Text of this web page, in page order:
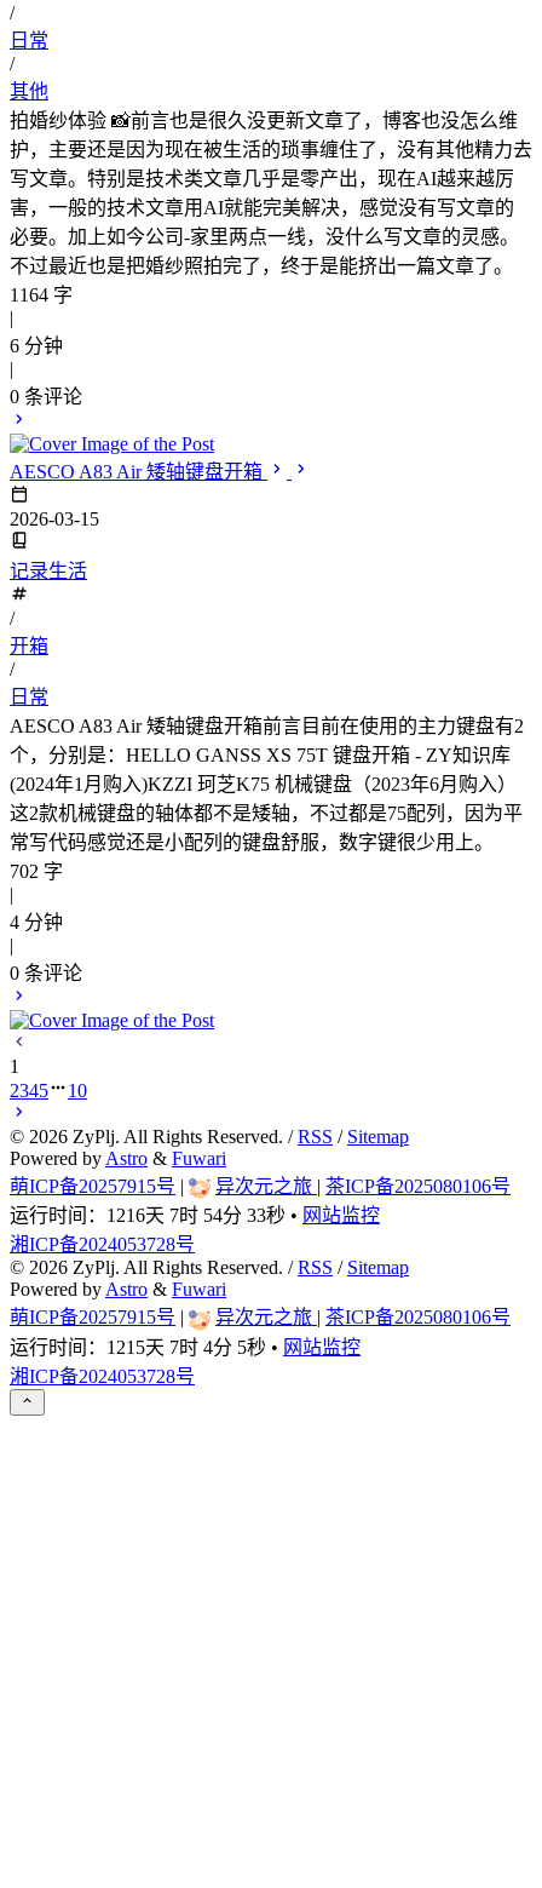
/
日常
/
其他
拍婚纱体验 📸前言也是很久没更新文章了，博客也没怎么维
护，主要还是因为现在被生活的琐事缠住了，没有其他精力去
写文章。特别是技术类文章几乎是零产出，现在AI越来越厉
害，一般的技术文章用AI就能完美解决，感觉没有写文章的
必要。加上如今公司-家里两点一线，没什么写文章的灵感。
不过最近也是把婚纱照拍完了，终于是能挤出一篇文章了。
1164 字
|
6 分钟
|
0 条评论
AESCO A83 Air 矮轴键盘开箱
2026-03-15
记录生活
/
开箱
/
日常
AESCO A83 Air 矮轴键盘开箱前言目前在使用的主力键盘有2
个，分别是：HELLO GANSS XS 75T 键盘开箱 - ZY知识库
(2024年1月购入)KZZI 珂芝K75 机械键盘（2023年6月购入）
这2款机械键盘的轴体都不是矮轴，不过都是75配列，因为平
常写代码感觉还是小配列的键盘舒服，数字键很少用上。
702 字
|
4 分钟
|
0 条评论
1
2345 10
© 2026 ZyPlj. All Rights Reserved. /RSS / Sitemap
Powered by Astro & Fuwari
萌ICP备20257915号 | 异次元之旅 | 茶ICP备2025080106号
运行时间： 1216天 7时 54分 34秒 • 网站监控
湘ICP备2024053728号
© 2026 ZyPlj. All Rights Reserved. /RSS / Sitemap
Powered by Astro & Fuwari
萌ICP备20257915号 | 异次元之旅 | 茶ICP备2025080106号
运行时间： 1215天 7时 4分 5秒 • 网站监控
湘ICP备2024053728号